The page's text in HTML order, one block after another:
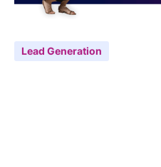
Lead Generation